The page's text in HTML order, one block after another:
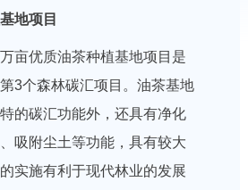
地项目
亩优质油茶种植基地项目是
3个森林碳汇项目。油茶基地
的碳汇功能外，还具有净化
吸附尘土等功能，具有较大
实施有利于现代林业的发展